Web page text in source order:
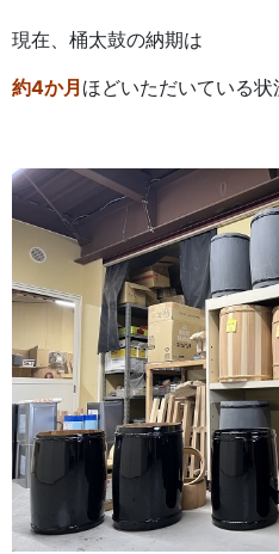
現在、桶太鼓の納期は
約4か月ほどいただいている状